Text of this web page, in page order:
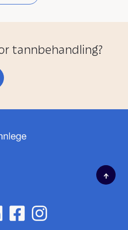
tannbehandling?
↑